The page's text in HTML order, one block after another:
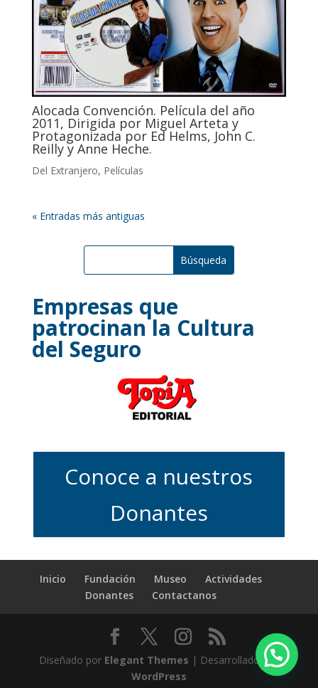
Alocada Convención. Película del año
2011, Dirigida por Miguel Arteta y
Protagonizada por Ed Helms, John C.
Reilly y Anne Heche.
Del Extranjero, Películas
« Entradas más antiguas
Empresas que
patrocinan la Cultura
del Seguro
Conoce a nuestros
Donantes
Inicio Fundación Museo
Actividades
Donantes
Contactanos
Diseñado por Elegant Themes | Desarrollado por
WordPress